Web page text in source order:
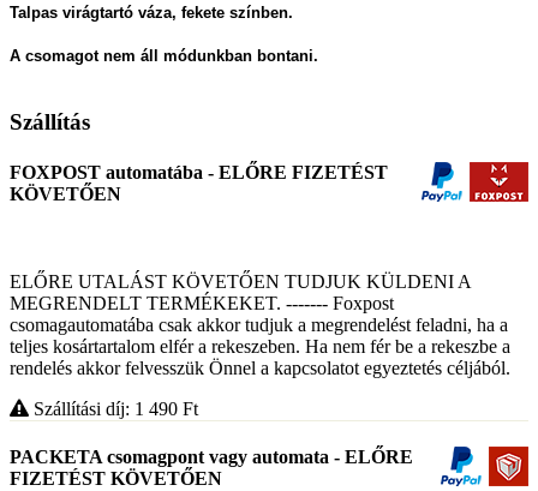
Talpas virágtartó váza, fekete színben.
A csomagot nem áll módunkban bontani.
Szállítás
FOXPOST automatába - ELŐRE FIZETÉST
KÖVETŐEN
ELŐRE UTALÁST KÖVETŐEN TUDJUK KÜLDENI A
MEGRENDELT TERMÉKEKET. ------- Foxpost
csomagautomatába csak akkor tudjuk a megrendelést feladni, ha a
teljes kosártartalom elfér a rekeszeben. Ha nem fér be a rekeszbe a
rendelés akkor felvesszük Önnel a kapcsolatot egyeztetés céljából.
Szállítási díj: 1 490 Ft
PACKETA csomagpont vagy automata - ELŐRE
FIZETÉST KÖVETŐEN